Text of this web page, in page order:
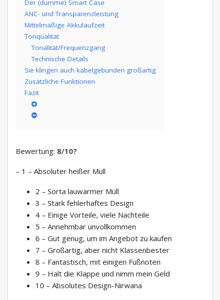
Der (dumme) Smart Case
ANC- und Transparenzleistung
Mittelmäßige Akkulaufzeit
Tonqualität
Tonalität/Frequenzgang
Technische Details
Sie klingen auch kabelgebunden großartig
Zusätzliche Funktionen
Fazit
Bewertung: 8/10?
– 1 – Absoluter heißer Müll
2 – Sorta lauwarmer Müll
3 – Stark fehlerhaftes Design
4 – Einige Vorteile, viele Nachteile
5 – Annehmbar unvollkommen
6 – Gut genug, um im Angebot zu kaufen
7 – Großartig, aber nicht Klassenbester
8 – Fantastisch, mit einigen Fußnoten
9 – Halt die Klappe und nimm mein Geld
10 – Absolutes Design-Nirwana